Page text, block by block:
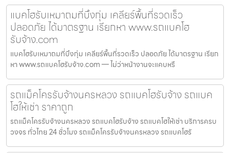
แบคโฮรับเหมาถมที่บึงกุ่ม เคลียร์พื้นที่รวดเร็ว
ปลอดภัย ได้มาตรฐาน เรียกหา www.รถแบคโฮ
รับจ้าง.com
แบคโฮรับเหมาถมที่บึงกุ่ม เคลียร์พื้นที่รวดเร็ว ปลอดภัย ได้มาตรฐาน เรียก
หา www.รถแบคโฮรับจ้าง.com — ไม่ว่าหน้างานจะแคบหรื
รถแม็คโครรับจ้างนครหลวง รถแบคโฮรับจ้าง รถแบค
โฮให้เช่า ราคาถูก
รถแม็คโครรับจ้างนครหลวง รถแบคโฮรับจ้าง รถแบคโฮให้เช่า บริการครบ
วงจร ทั่วไทย 24 ชั่วโมง รถแม็คโครรับจ้างนครหลวง รถแบคโฮรั